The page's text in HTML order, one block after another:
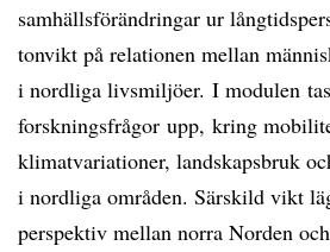
samhällsförändringar ur
tonvikt på relationen mellan
i nordliga livsmiljöer. I modulen
forskningsfrågor upp, kring
klimatvariationer, landskapsbruk
i nordliga områden. Särskild vikt
perspektiv mellan norra Norden